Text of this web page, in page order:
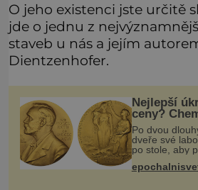
O jeho existenci jste určitě
jde o jednu z
staveb u nás a jejím
Dientzenhofer.
Nejlepší
ceny?
Po dvou
dveře své
po stole, aby
kde se
Hledá žluto-